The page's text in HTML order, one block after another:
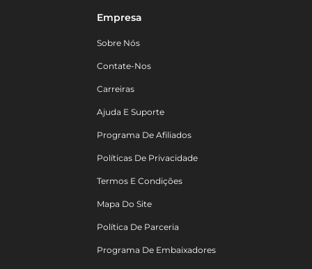
Empresa
Sobre Nós
Contate-Nos
Carreiras
Ajuda E Suporte
Programa De Afiliados
Políticas De Privacidade
Termos E Condições
Mapa Do Site
Política De Parceria
Programa De Embaixadores